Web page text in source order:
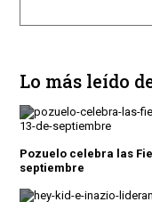
Lo más leído
Pozuelo celebra las
septiembre